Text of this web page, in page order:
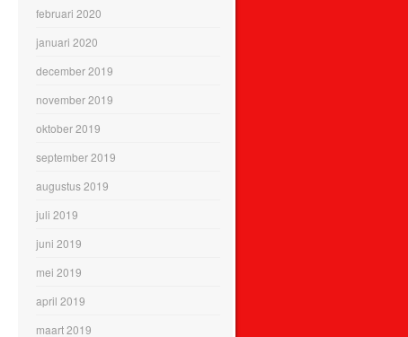
februari 2020
januari 2020
december 2019
november 2019
oktober 2019
september 2019
augustus 2019
juli 2019
juni 2019
mei 2019
april 2019
maart 2019